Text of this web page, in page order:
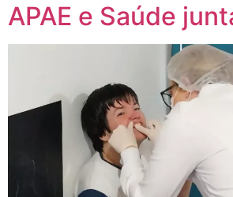
APAE e Saúde